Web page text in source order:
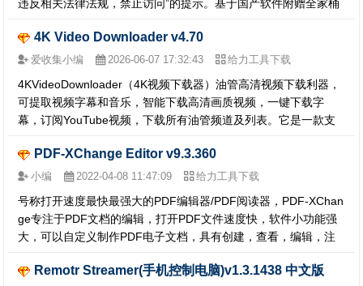
违反相关法律法规，禁止访问”的提示。基于国产软件附赠全家桶
推荐：Chrome、Firefox。如果一定要使用UC…
4K Video Downloader v4.70
爱收集小编 2026-06-07 17:32:43 给力工具下载
4KVideoDownloader（4K视频下载器）油管高清视频下载利器，
可提取视频字幕和音乐，智能下载高清画质视频，一键下载字
幕，订阅YouTube视频，下载所有油管频道及列表。它是一款支
可以下载YouTube,Vimeo,SoundCloud,Flickr,Facebook,D…
PDF-XChange Editor v9.3.360
小编 2022-04-08 11:47:09 给力工具下载
号称打开速度最快最强大的PDF编辑器/PDF阅读器，PDF-XChan
ge专注于PDF文档的编辑，打开PDF文件速度快，软件小功能强
大，可以自定义制作PDF电子文档，具有创建，查看，编辑，注
印，扫描仪识别，OCR识别页面等功能。…
Remotr Streamer(手机控制电脑)v1.3.1438 中文版